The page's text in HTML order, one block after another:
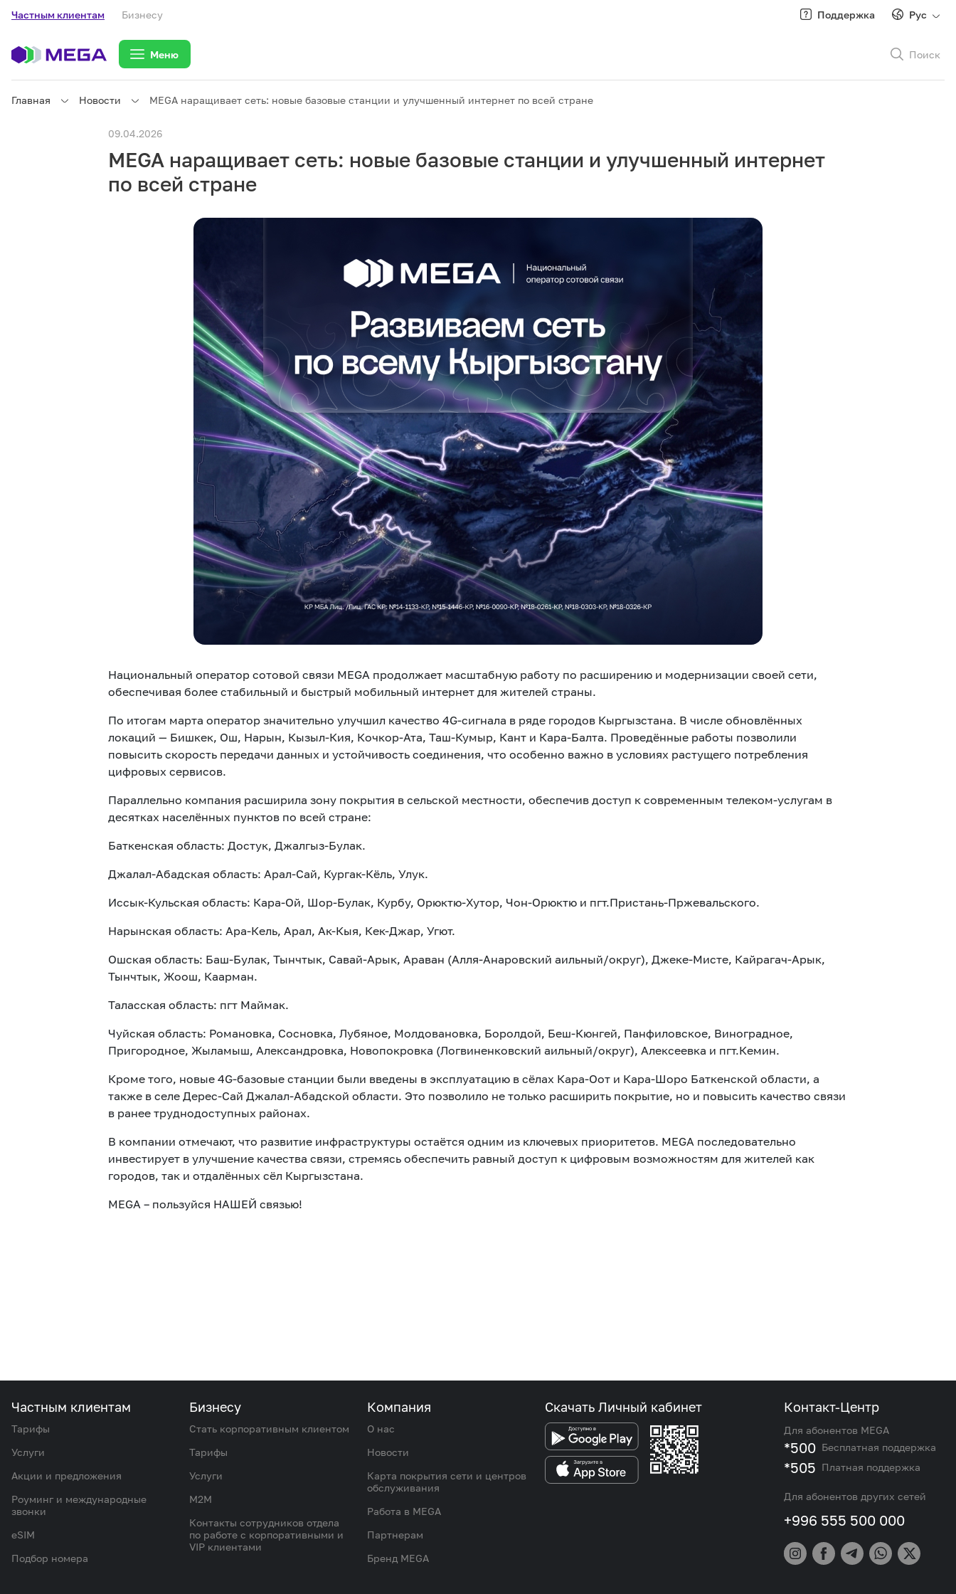
Частным клиентам Бизнесу Поддержка Рус
Меню Поиск
Частным клиентам
Развлечения Соц.сети
Подбор номера Доставка SIM
Новости Работа в MEGA
Карта офисов и покрытие MegaPay
Главная Новости MEGA наращивает сеть: новые базовые станции и улучшенный интернет по всей стране
09.04.2026
MEGA наращивает сеть: новые базовые станции и улучшенный интернет
по всей стране
Национальный оператор сотовой связи MEGA продолжает масштабную работу по расширению и модернизации своей сети,
обеспечивая более стабильный и быстрый мобильный интернет для жителей страны.
По итогам марта оператор значительно улучшил качество 4G-сигнала в ряде городов Кыргызстана. В числе обновлённых
локаций — Бишкек, Ош, Нарын, Кызыл-Кия, Кочкор-Ата, Таш-Кумыр, Кант и Кара-Балта. Проведённые работы позволили
повысить скорость передачи данных и устойчивость соединения, что особенно важно в условиях растущего потребления
цифровых сервисов.
Параллельно компания расширила зону покрытия в сельской местности, обеспечив доступ к современным телеком-услугам в
десятках населённых пунктов по всей стране:
Баткенская область: Достук, Джалгыз-Булак.
Джалал-Абадская область: Арал-Сай, Кургак-Кёль, Улук.
Иссык-Кульская область: Кара-Ой, Шор-Булак, Курбу, Орюктю-Хутор, Чон-Орюктю и пгт.Пристань-Пржевальского.
Нарынская область: Ара-Кель, Арал, Ак-Кыя, Кек-Джар, Угют.
Ошская область: Баш-Булак, Тынчтык, Савай-Арык, Араван (Алля-Анаровский аильный/округ), Джеке-Мисте, Кайрагач-Арык,
Тынчтык, Жоош, Каарман.
Таласская область: пгт Маймак.
Чуйская область: Романовка, Сосновка, Лубяное, Молдовановка, Боролдой, Беш-Кюнгей, Панфиловское, Виноградное,
Пригородное, Жыламыш, Александровка, Новопокровка (Логвиненковский аильный/округ), Алексеевка и пгт.Кемин.
Кроме того, новые 4G-базовые станции были введены в эксплуатацию в сёлах Кара-Оот и Кара-Шоро Баткенской области, а
также в селе Дерес-Сай Джалал-Абадской области. Это позволило не только расширить покрытие, но и повысить качество связи
в ранее труднодоступных районах.
В компании отмечают, что развитие инфраструктуры остаётся одним из ключевых приоритетов. MEGA последовательно
инвестирует в улучшение качества связи, стремясь обеспечить равный доступ к цифровым возможностям для жителей как
городов, так и отдалённых сёл Кыргызстана.
MEGA – пользуйся НАШЕЙ связью!
Частным клиентам
Тарифы
Услуги
Акции и предложения
Роуминг и международные
звонки
eSIM
Подбор номера
Бизнесу
Стать корпоративным клиентом
Тарифы
Услуги
M2M
Контакты сотрудников отдела
по работе с корпоративными и
VIP клиентами
Компания
О нас
Новости
Карта покрытия сети и центров
обслуживания
Работа в MEGA
Партнерам
Бренд MEGA
Скачать Личный кабинет Контакт-Центр
Для абонентов MEGA
*500 Бесплатная поддержка
*505 Платная поддержка
Для абонентов других сетей
+996 555 500 000